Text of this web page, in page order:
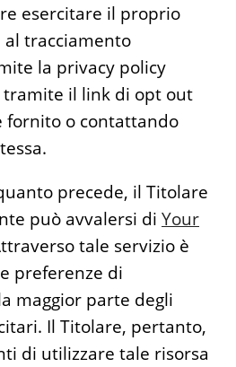
esercitare il proprio
tracciamento
la privacy policy
il link di opt out
fornito o contattando
precede, il Titolare
può avvalersi di Your
tale servizio è
preferenze di
maggior parte degli
Il Titolare, pertanto,
di utilizzare tale risorsa